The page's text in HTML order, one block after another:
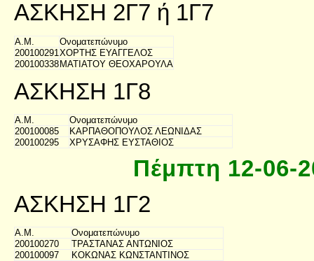
ΑΣΚΗΣΗ 2Γ7 ή 1Γ7
Α.Μ.
Ονοματεπώνυμο
200100291 ΧΟΡΤΗΣ ΕΥΑΓΓΕΛΟΣ
200100338ΜΑΤΙΑΤΟΥ ΘΕΟΧΑΡΟΥΛΑ
ΑΣΚΗΣΗ 1Γ8
Α.Μ.
Ονοματεπώνυμο
200100085
ΚΑΡΠΑΘΟΠΟΥΛΟΣ ΛΕΩΝΙΔΑΣ
200100295
ΧΡΥΣΑΦΗΣ ΕΥΣΤΑΘΙΟΣ
Πέμπτη 12-06-
ΑΣΚΗΣΗ 1Γ2
Α.Μ.
Ονοματεπώνυμο
200100270
ΤΡΑΣΤΑΝΑΣ ΑΝΤΩΝΙΟΣ
200100097
ΚΟΚΩΝΑΣ ΚΩΝΣΤΑΝΤΙΝΟΣ